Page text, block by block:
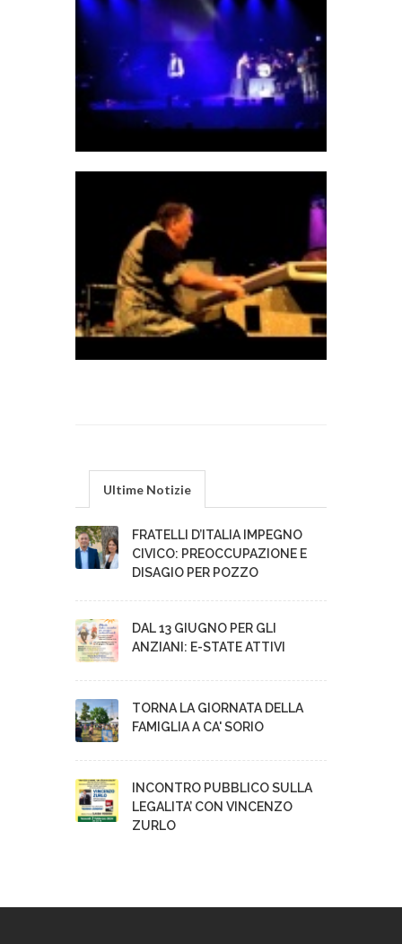
Ultime Notizie
FRATELLI D’ITALIA IMPEGNO
CIVICO: PREOCCUPAZIONE E
DISAGIO PER POZZO
DAL 13 GIUGNO PER GLI
ANZIANI: E-STATE ATTIVI
TORNA LA GIORNATA DELLA
FAMIGLIA A CA' SORIO
INCONTRO PUBBLICO SULLA
LEGALITA’ CON VINCENZO
ZURLO